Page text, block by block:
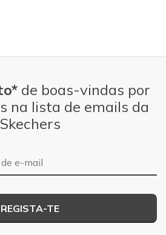
de boas-vindas por
na lista de emails da
Skechers
REGISTA-TE